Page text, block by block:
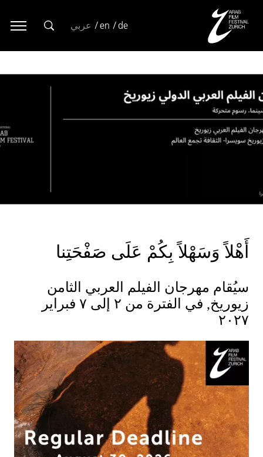
de
en عربي
أَهْلاً وَسَهْلاً بِكُمْ عَلَى صَفْحَتِنا
سيُقام مهرجان الفيلم العربي الثامن
زيوريخ, في الفترة من ٢ إلى ٧ فبراير
٢٠٢٧